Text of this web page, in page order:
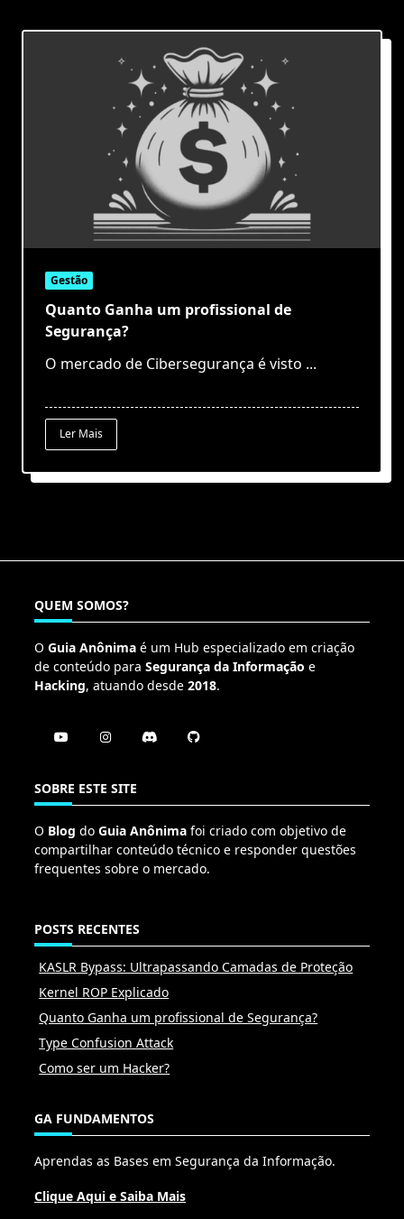
Gestão
Quanto Ganha um profissional de
Segurança?
O mercado de Cibersegurança é visto ...
Ler Mais
QUEM SOMOS?
O Guia Anônima é um Hub especializado em criação
de conteúdo para Segurança da Informação e
Hacking, atuando desde 2018.
SOBRE ESTE SITE
O Blog do Guia Anônima foi criado com objetivo de
compartilhar conteúdo técnico e responder questões
frequentes sobre o mercado.
POSTS RECENTES
KASLR Bypass: Ultrapassando Camadas de Proteção
Kernel ROP Explicado
Quanto Ganha um profissional de Segurança?
Type Confusion Attack
Como ser um Hacker?
GA FUNDAMENTOS
Aprendas as Bases em Segurança da Informação.
Clique Aqui e Saiba Mais